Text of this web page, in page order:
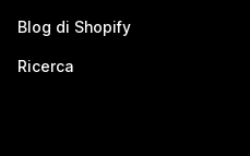
Blog di Shopify
Ricerca